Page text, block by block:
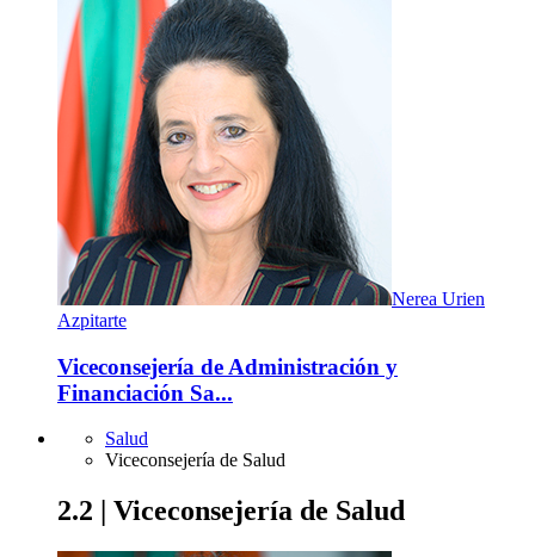
Nerea Urien
Azpitarte
Viceconsejería de Administración y
Financiación Sa...
Salud
Viceconsejería de Salud
2.2 | Viceconsejería de Salud